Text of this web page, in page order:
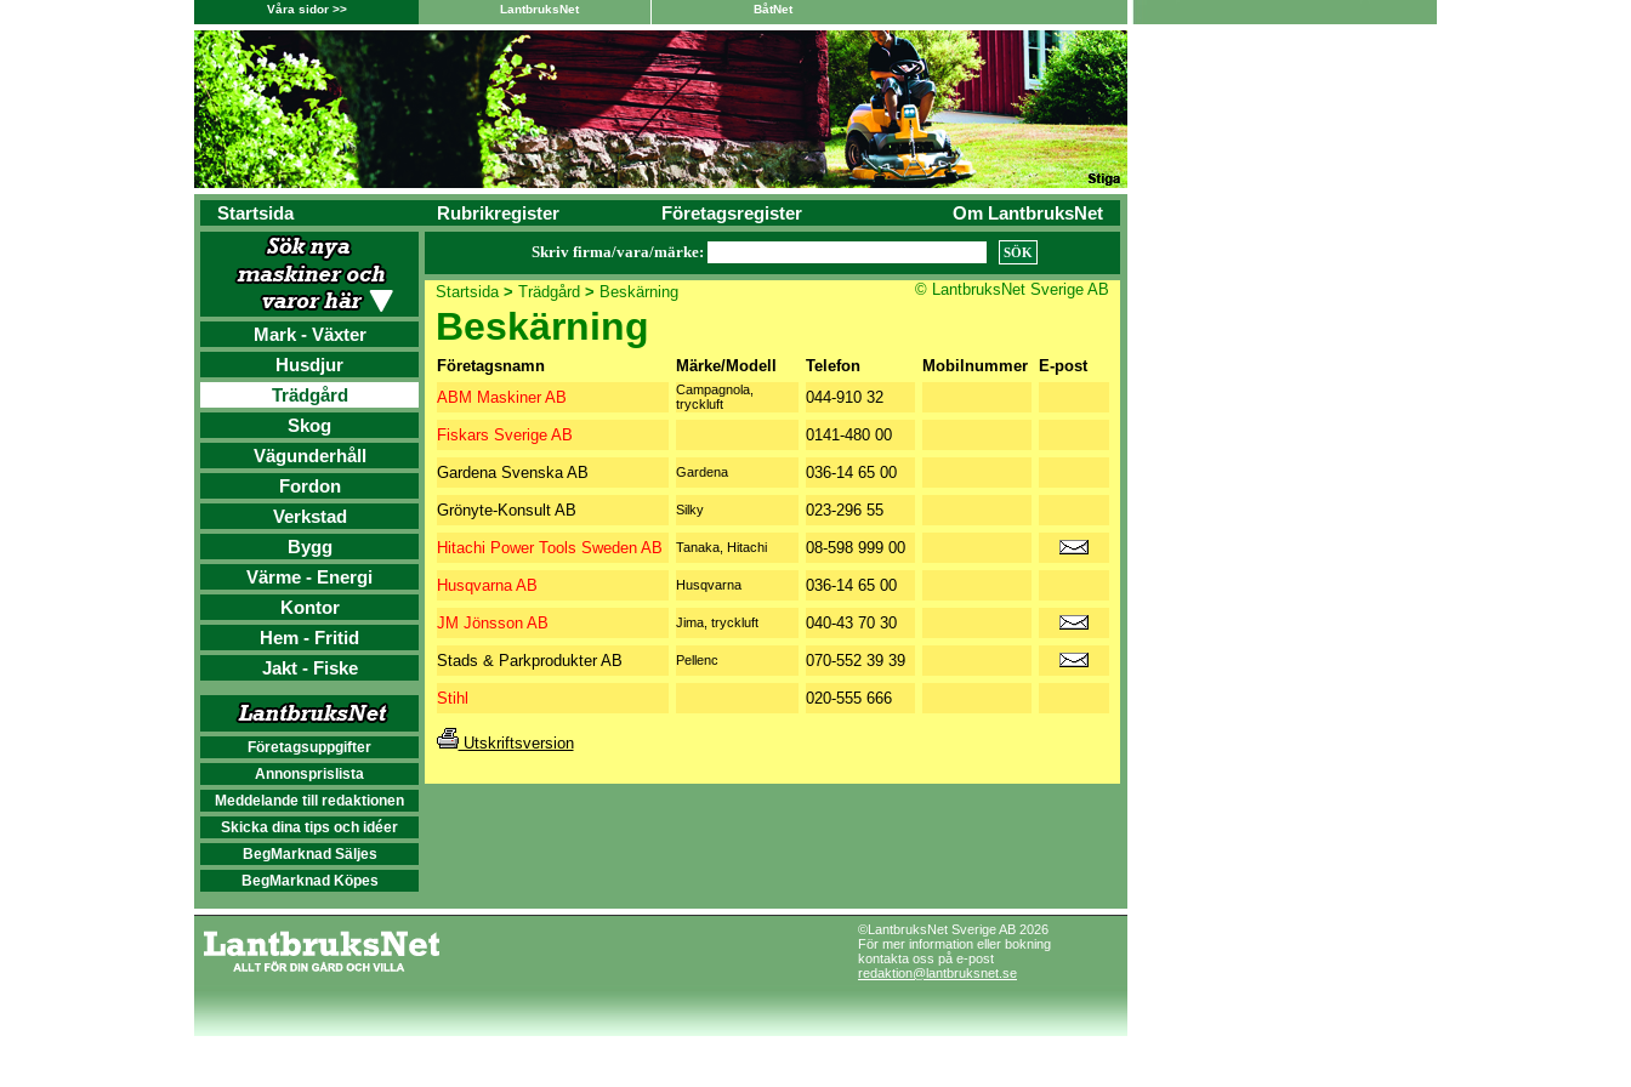
Våra sidor >> LantbruksNet BåtNet
Startsida Rubrikregister Företagsregister Om LantbruksNet
Mark - Växter
Husdjur
Trädgård
Skog
Vägunderhåll
Fordon
Verkstad
Bygg
Värme - Energi
Kontor
Hem - Fritid
Jakt - Fiske
Företagsuppgifter
Annonsprislista
Meddelande till redaktionen
Skicka dina tips och idéer
BegMarknad Säljes
BegMarknad Köpes
Skriv firma/vara/märke:
Startsida> Trädgård > Beskärning © LantbruksNet Sverige AB
Beskärning
Företagsnamn Märke/Modell Telefon Mobilnummer
E-post
ABM Maskiner AB
Campagnola,
tryckluft
044-910 32
Fiskars Sverige AB 0141-480 00
Gardena Svenska AB Gardena 036-14 65 00
Grönyte-Konsult AB Silky 023-296 55
Hitachi Power Tools Sweden AB Tanaka, Hitachi 08-598 999 00
Husqvarna AB Husqvarna 036-14 65 00
JM Jönsson AB Jima, tryckluft 040-43 70 30
Stads & Parkprodukter AB Pellenc 070-552 39 39
Stihl 020-555 666
Utskriftsversion
©LantbruksNet Sverige AB 2026
För mer information eller bokning
kontakta oss på e-post
redaktion@lantbruksnet.se